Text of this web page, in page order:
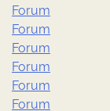
Forum
Forum
Forum
Forum
Forum
Forum